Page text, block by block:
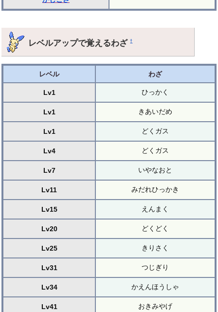
レベルアップで覚えるわざ†
レベル わざ
Lv1 ひっかく
Lv1 きあいだめ
Lv1 どくガス
Lv4 どくガス
Lv7 いやなおと
Lv11 みだれひっかき
Lv15 えんまく
Lv20 どくどく
Lv25 きりさく
Lv31 つじぎり
Lv34 かえんほうしゃ
Lv41 おきみやげ